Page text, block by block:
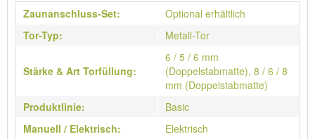
Zaunanschluss-Set:
Optional erhältlich
Tor-Typ:
Metall-Tor
Stärke & Art Torfüllung:
6 / 5 / 6 mm
(Doppelstabmatte), 8 / 6 / 8
mm (Doppelstabmatte)
Produktlinie:
Basic
Manuell / Elektrisch:
Elektrisch